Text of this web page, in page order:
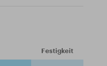
Festigkeit